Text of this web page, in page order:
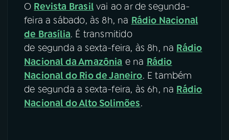
O Revista Brasilvai ao ar de segunda-
feira a sábado, às 8h, na Rádio Nacional
de Brasília. É transmitido
de segunda a sexta-feira, às 8h, na Rádio
Nacional da Amazônia e na Rádio
Nacional do Rio de Janeiro. E também
de segunda a sexta-feira, às 6h, na Rádio
Nacional do Alto Solimões.